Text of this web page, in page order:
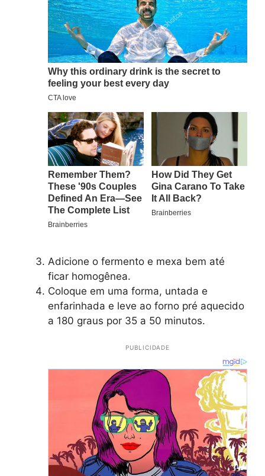
Adicione o fermento e mexa bem até
ficar homogênea.
Coloque em uma forma, untada e
enfarinhada e leve ao forno pré aquecido
a 180 graus por 35 a 50 minutos.
PUBLICIDADE